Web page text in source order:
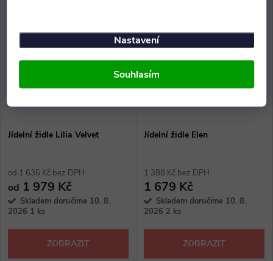
Nastavení
Souhlasím
Jídelní židle Lilia Velvet
od 1 636 Kč bez DPH
od 1 979 Kč
Skladem doručíme 10. 8.
2026 1 ks
ZOBRAZIT
Jídelní židle Elen
1 388 Kč bez DPH
1 679 Kč
Skladem doručíme 10. 8.
2026 2 ks
ZOBRAZIT